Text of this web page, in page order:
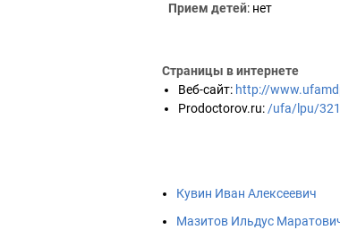
Прием детей: нет
Страницы в интернете
Веб-сайт: http://
Prodoctorov.ru: /ufa/lpu/
Кувин Иван Алексеевич
Мазитов Ильдус